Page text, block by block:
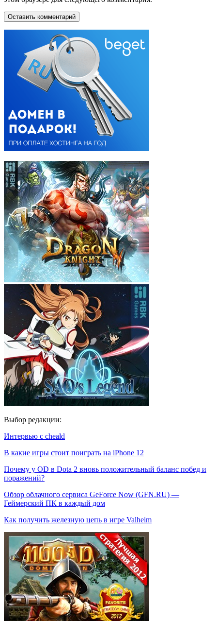
Выбор редакции:
Интервью с cheald
В какие игры стоит поиграть на iPhone 12
Почему у OD в Dota 2 вновь положительный баланс побед и
поражений?
Обзор облачного сервиса GeForce Now (GFN.RU) —
Геймерский ПК в каждый дом
Как получить железную цепь в игре Valheim